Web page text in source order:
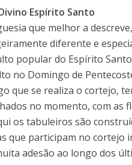
Espírito Santo
que melhor a
diferente e
popular do Espírito
no Domingo de
que se realiza o cortejo,
no momento, com
os tabuleiros são
que participam no
adesão ao longo dos